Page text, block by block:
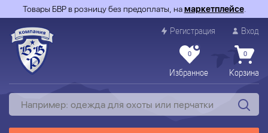
Товары БВР в розницу без предоплаты, намаркетплейсе.
Регистрация Вход
0
Избранное
0
Корзина